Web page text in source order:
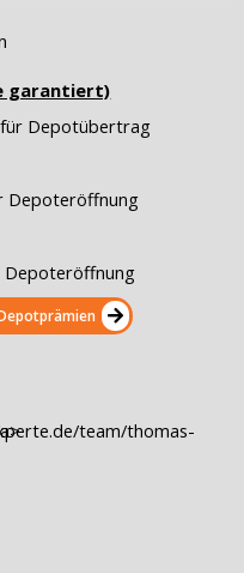
garantiert)
für Depotübertrag
Depoteröffnung
Depoteröffnung